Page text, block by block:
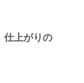
仕上がりの